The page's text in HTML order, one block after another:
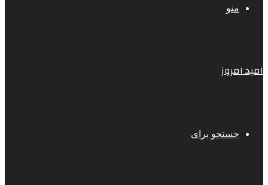
منو
امید امروز
جستجو برای